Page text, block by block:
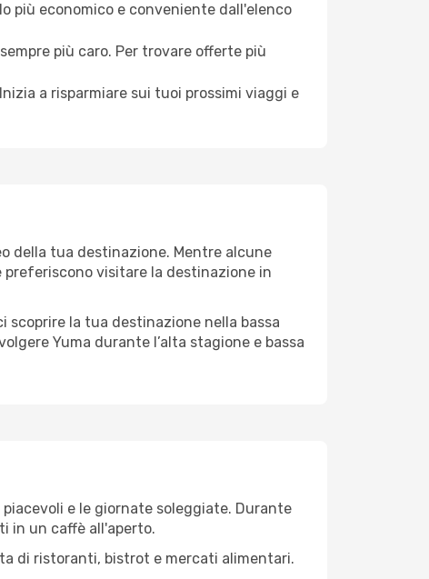
più economico e conveniente dall'elenco
più caro. Per trovare offerte più
a risparmiare sui tuoi prossimi viaggi e
della tua destinazione. Mentre alcune
preferiscono visitare la destinazione in
la tua destinazione nella bassa
Yuma durante l’alta stagione e bassa
e le giornate soleggiate. Durante
in un caffè all'aperto.
di ristoranti, bistrot e mercati alimentari.